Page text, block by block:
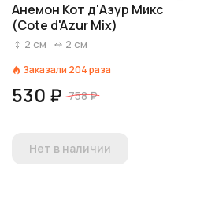
Анемон Кот д'Азур Микс
(Cote d'Azur Mix)
2 см 2 см
Заказали 204раза
530 ₽ 758 ₽
Нет в наличии